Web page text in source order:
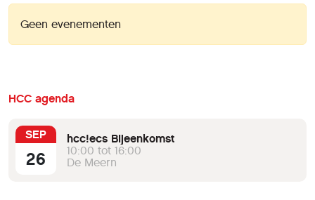
Geen evenementen
HCC agenda
SEP
26
hcc!ecs Bijeenkomst
10:00 tot 16:00
De Meern